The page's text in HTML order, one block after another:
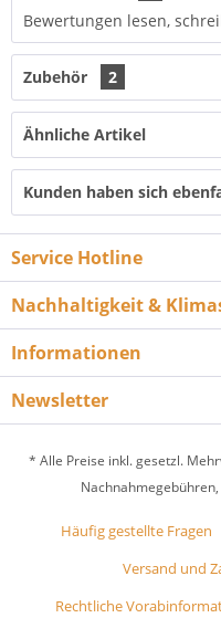
Bewertungen lesen,
Zubehör 2
Ähnliche Artikel
Kunden haben sich
Service Hotline
Nachhaltigkeit &
Informationen
Newsletter
* Alle Preise inkl. gesetzl.
Häufig gestellte Fragen
Versand und
Rechtliche